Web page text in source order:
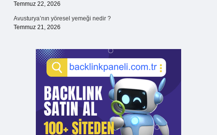
Temmuz 22, 2026
Avusturya’nın yöresel yemeği nedir ?
Temmuz 21, 2026